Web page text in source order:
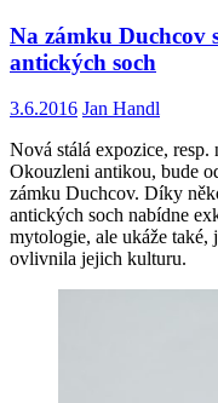
Na zámku Duchcov
antických soch
3.6.2016 Jan Handl
Nová stálá expozice,
Okouzleni antikou, bude
zámku Duchcov. Díky
antických soch nabídne
mytologie, ale ukáže také,
ovlivnila jejich kulturu.